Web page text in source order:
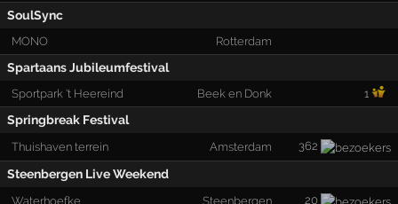
SoulSync
MONO Rotterdam
Spartaans Jubileumfestival
Sportpark 't Heereind Beek en Donk 1
Springbreak Festival
Thuishaven terrein Amsterdam 362
Steenbergen Live Weekend
Waterhoefke Steenbergen 20